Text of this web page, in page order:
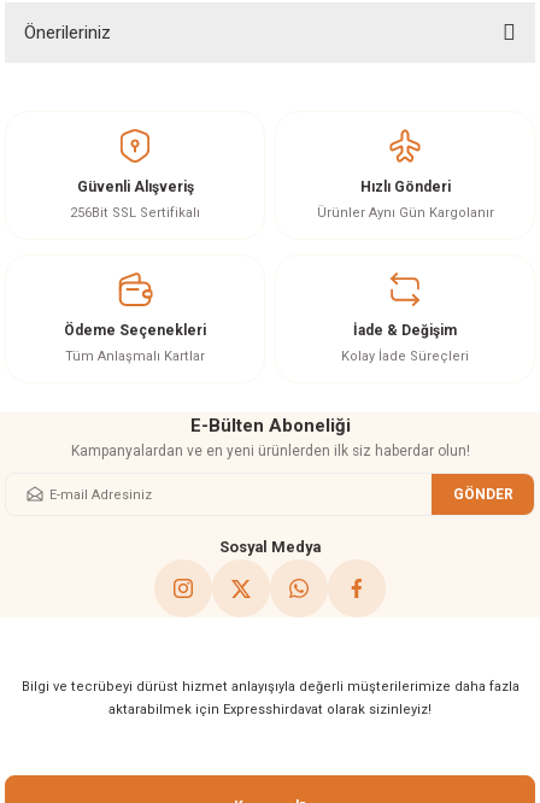
Önerileriniz
Görüş ve önerileriniz için teşekkür ederiz.
Ürün resmi kalitesiz, bozuk veya görüntülenemiyor.
Ürün bilgilerinde hatalar bulunuyor.
Bu ürüne benzer farklı alternatifler olmalı.
Güvenli Alışveriş
256Bit SSL Sertifikalı
Hızlı Gönderi
Ürünler Aynı Gün Kargolanır
Ödeme Seçenekleri
Tüm Anlaşmalı Kartlar
İade & Değişim
Kolay İade Süreçleri
E-Bülten Aboneliği
Kampanyalardan ve en yeni ürünlerden ilk siz haberdar olun!
GÖNDER
Sosyal Medya
Bilgi ve tecrübeyi dürüst hizmet anlayışıyla değerli müşterilerimize daha fazla
aktarabilmek için Expresshirdavat olarak sizinleyiz!